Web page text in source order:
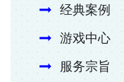
经典案例
游戏中心
服务宗旨